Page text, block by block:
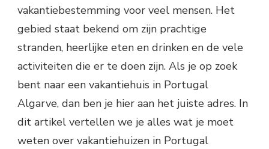
vakantiebestemming voor veel mensen. Het
gebied staat bekend om zijn prachtige
stranden, heerlijke eten en drinken en de vele
activiteiten die er te doen zijn. Als je op zoek
bent naar een vakantiehuis in Portugal
Algarve, dan ben je hier aan het juiste adres. In
dit artikel vertellen we je alles wat je moet
weten over vakantiehuizen in Portugal